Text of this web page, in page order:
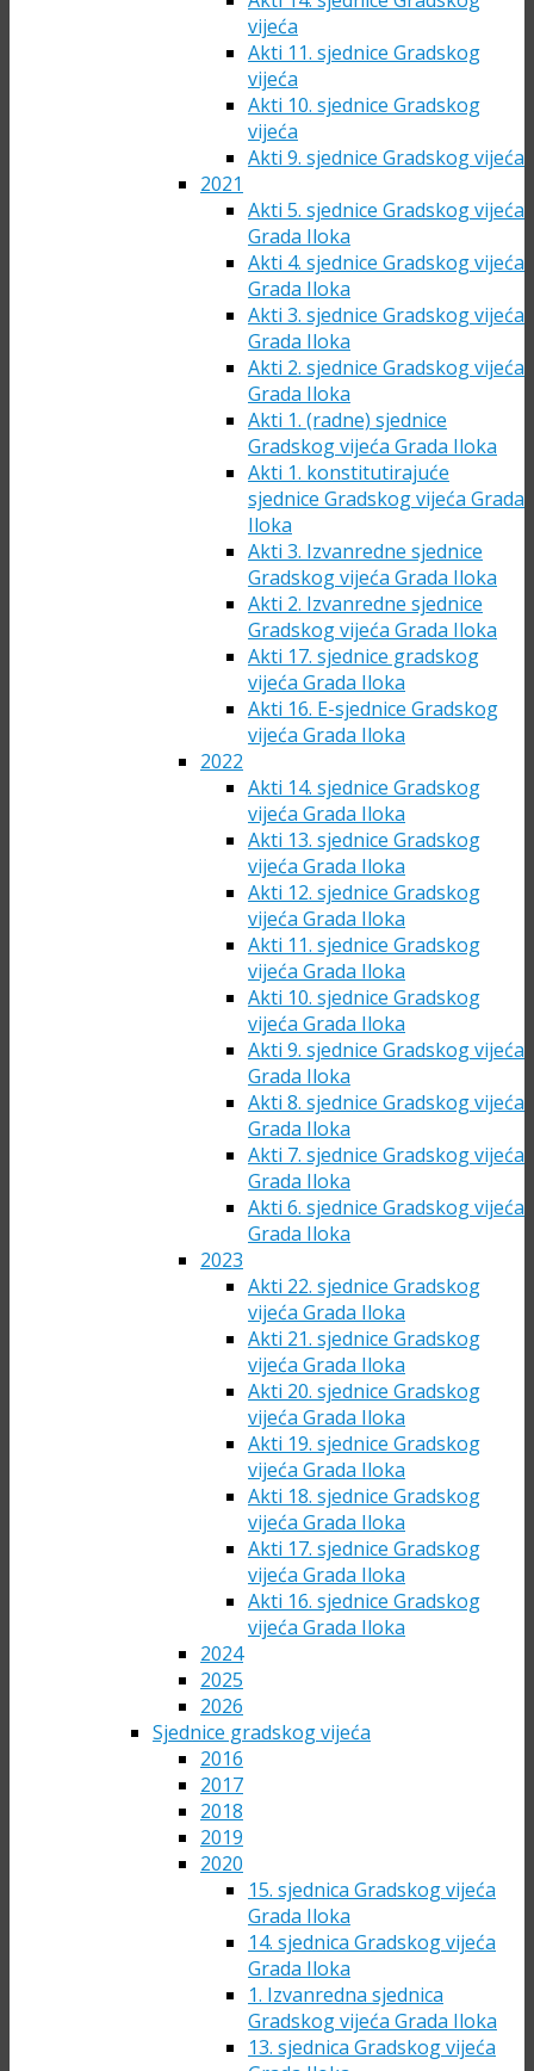
vijeća
Akti 11. sjednice Gradskog
vijeća
Akti 10. sjednice Gradskog
vijeća
Akti 9. sjednice Gradskog vijeća
2021
Akti 5. sjednice Gradskog vijeća
Grada Iloka
Akti 4. sjednice Gradskog vijeća
Grada Iloka
Akti 3. sjednice Gradskog vijeća
Grada Iloka
Akti 2. sjednice Gradskog vijeća
Grada Iloka
Akti 1. (radne) sjednice
Gradskog vijeća Grada Iloka
Akti 1. konstitutirajuće
sjednice Gradskog vijeća Grada
Iloka
Akti 3. Izvanredne sjednice
Gradskog vijeća Grada Iloka
Akti 2. Izvanredne sjednice
Gradskog vijeća Grada Iloka
Akti 17. sjednice gradskog
vijeća Grada Iloka
Akti 16. E-sjednice Gradskog
vijeća Grada Iloka
2022
Akti 14. sjednice Gradskog
vijeća Grada Iloka
Akti 13. sjednice Gradskog
vijeća Grada Iloka
Akti 12. sjednice Gradskog
vijeća Grada Iloka
Akti 11. sjednice Gradskog
vijeća Grada Iloka
Akti 10. sjednice Gradskog
vijeća Grada Iloka
Akti 9. sjednice Gradskog vijeća
Grada Iloka
Akti 8. sjednice Gradskog vijeća
Grada Iloka
Akti 7. sjednice Gradskog vijeća
Grada Iloka
Akti 6. sjednice Gradskog vijeća
Grada Iloka
2023
Akti 22. sjednice Gradskog
vijeća Grada Iloka
Akti 21. sjednice Gradskog
vijeća Grada Iloka
Akti 20. sjednice Gradskog
vijeća Grada Iloka
Akti 19. sjednice Gradskog
vijeća Grada Iloka
Akti 18. sjednice Gradskog
vijeća Grada Iloka
Akti 17. sjednice Gradskog
vijeća Grada Iloka
Akti 16. sjednice Gradskog
vijeća Grada Iloka
2024
2025
2026
Sjednice gradskog vijeća
2016
2017
2018
2019
2020
15. sjednica Gradskog vijeća
Grada Iloka
14. sjednica Gradskog vijeća
Grada Iloka
1. Izvanredna sjednica
Gradskog vijeća Grada Iloka
13. sjednica Gradskog vijeća